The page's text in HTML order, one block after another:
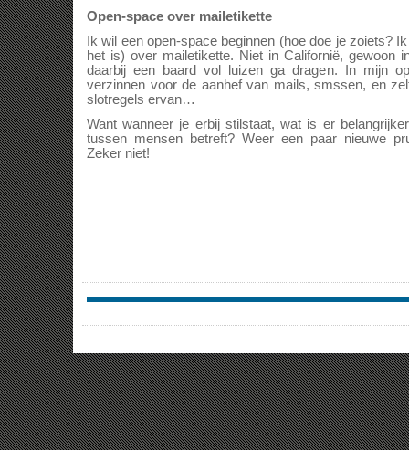
Open-space over mailetikette
Ik wil een open-space beginnen (hoe doe je zoiets?
het is) over mailetikette. Niet in Californië, gewoon
daarbij een baard vol luizen ga dragen. In mijn
verzinnen voor de aanhef van mails, smssen, en
slotregels ervan…
Want wanneer je erbij stilstaat, wat is er
tussen mensen betreft? Weer een paar nieuwe
Zeker niet!